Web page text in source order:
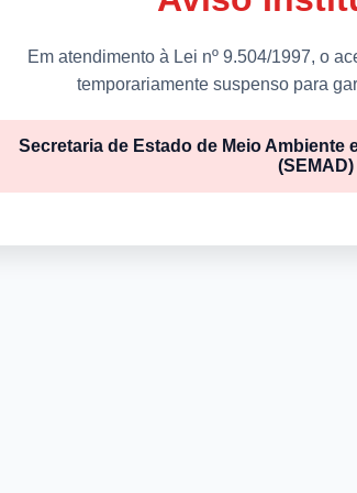
Em atendimento à Lei nº 9.504/1997, o
temporariamente suspenso para
Secretaria de Estado de Meio Ambiente
(SEMAD)